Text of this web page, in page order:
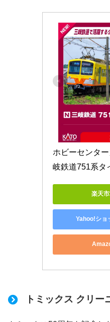
ホビーセンタ
岐鉄道751系タ
楽天
Yahoo!ショ
トミックス クリー